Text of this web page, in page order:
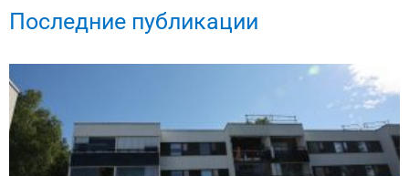
Последние публикации